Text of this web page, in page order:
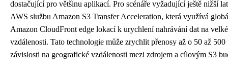
dostačující pro většinu aplikací. Pro scénáře vyžadující ještě nižší
AWS službu Amazon S3 Transfer Acceleration, která využívá
Amazon CloudFront edge lokací k urychlení nahrávání dat na velké
vzdálenosti. Tato technologie může zrychlit přenosy až o 50 až 500
závislosti na geografické vzdálenosti mezi zdrojem a cílovým S3